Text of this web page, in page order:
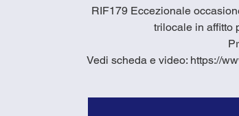
RIF179 Eccezionale
trilocale in affitto
Vedi scheda e video: https://